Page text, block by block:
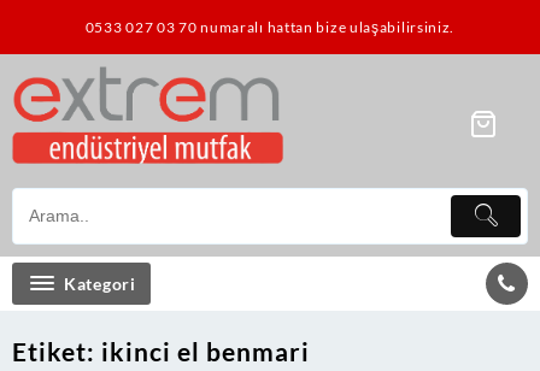
0533 027 03 70 numaralı hattan bize ulaşabilirsiniz.
Kategori
Etiket: ikinci el benmari